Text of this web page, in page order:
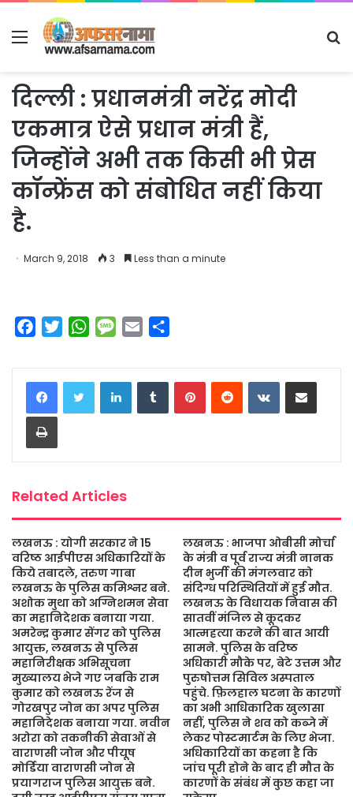
Menu
दिल्ली : प्रधानमंत्री नरेंद्र मोदी
एकमात्र ऐसे प्रधान मंत्री हैं,
जिन्होंने अभी तक किसी भी प्रेस
कॉन्फ्रेंस को संबोधित नहीं किया
है.
March 9, 2018 3 Less than a minute
c
e
b
o
o
i
t
t
W
a
t
s
M
s
s
a
a
i
a
r
e
LinkedInTumblrPinterestReddit VKontakteShare via Email
Print
Related Articles
लखनऊ : योगी सरकार ने 15
वरिष्ठ आईपीएस अधिकारियों के
किये तबादले, तरुण गाबा
लखनऊ के पुलिस कमिश्नर बने.
अशोक मुथा को अग्निशमन सेवा
का महानिदेशक बनाया गया.
अमरेन्द्र कुमार सेंगर को पुलिस
आयुक्त, लखनऊ से पुलिस
महानिरीक्षक अभिसूचना
मुख्यालय भेजे गए जबकि राम
कुमार को लखनऊ रेंज से
गोरखपुर जोन का अपर पुलिस
महानिदेशक बनाया गया. नवीन
अरोरा को तकनीकी सेवाओं से
वाराणसी जोन और पीयूष
मोर्डिया वाराणसी जोन से
प्रयागराज पुलिस आयुक्त बने.
लखनऊ : भाजपा ओबीसी मोर्चा
के मंत्री व पूर्व राज्य मंत्री नानक
दीन भुर्जी की मंगलवार को
संदिग्ध परिस्थितियों में हुई मौत.
लखनऊ के विधायक निवास की
सातवीं मंजिल से कूदकर
आत्महत्या करने की बात आयी
सामने. पुलिस के वरिष्ठ
अधिकारी मौके पर, बेटे उत्तम और
पुरुषोत्तम सिविल अस्पताल
पहुंचे. फ़िलहाल घटना के कारणों
का अभी आधिकारिक खुलासा
नहीं, पुलिस ने शव को कब्जे में
लेकर पोस्टमार्टम के लिए भेजा.
अधिकारियों का कहना है कि
जांच पूरी होने के बाद ही मौत के
कारणों के संबंध में कुछ कहा जा